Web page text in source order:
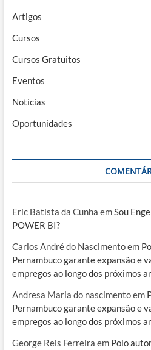
Artigos
Cursos
Cursos Gratuitos
Eventos
Notícias
Oportunidades
Eric Batista da Cunha emSou
POWER BI?
Carlos André do Nascimentoem
Pernambuco garante expansão e
empregos ao longo dos próximos
Andresa Maria do nascimentoem
Pernambuco garante expansão e
empregos ao longo dos próximos
George Reis Ferreira em Polo